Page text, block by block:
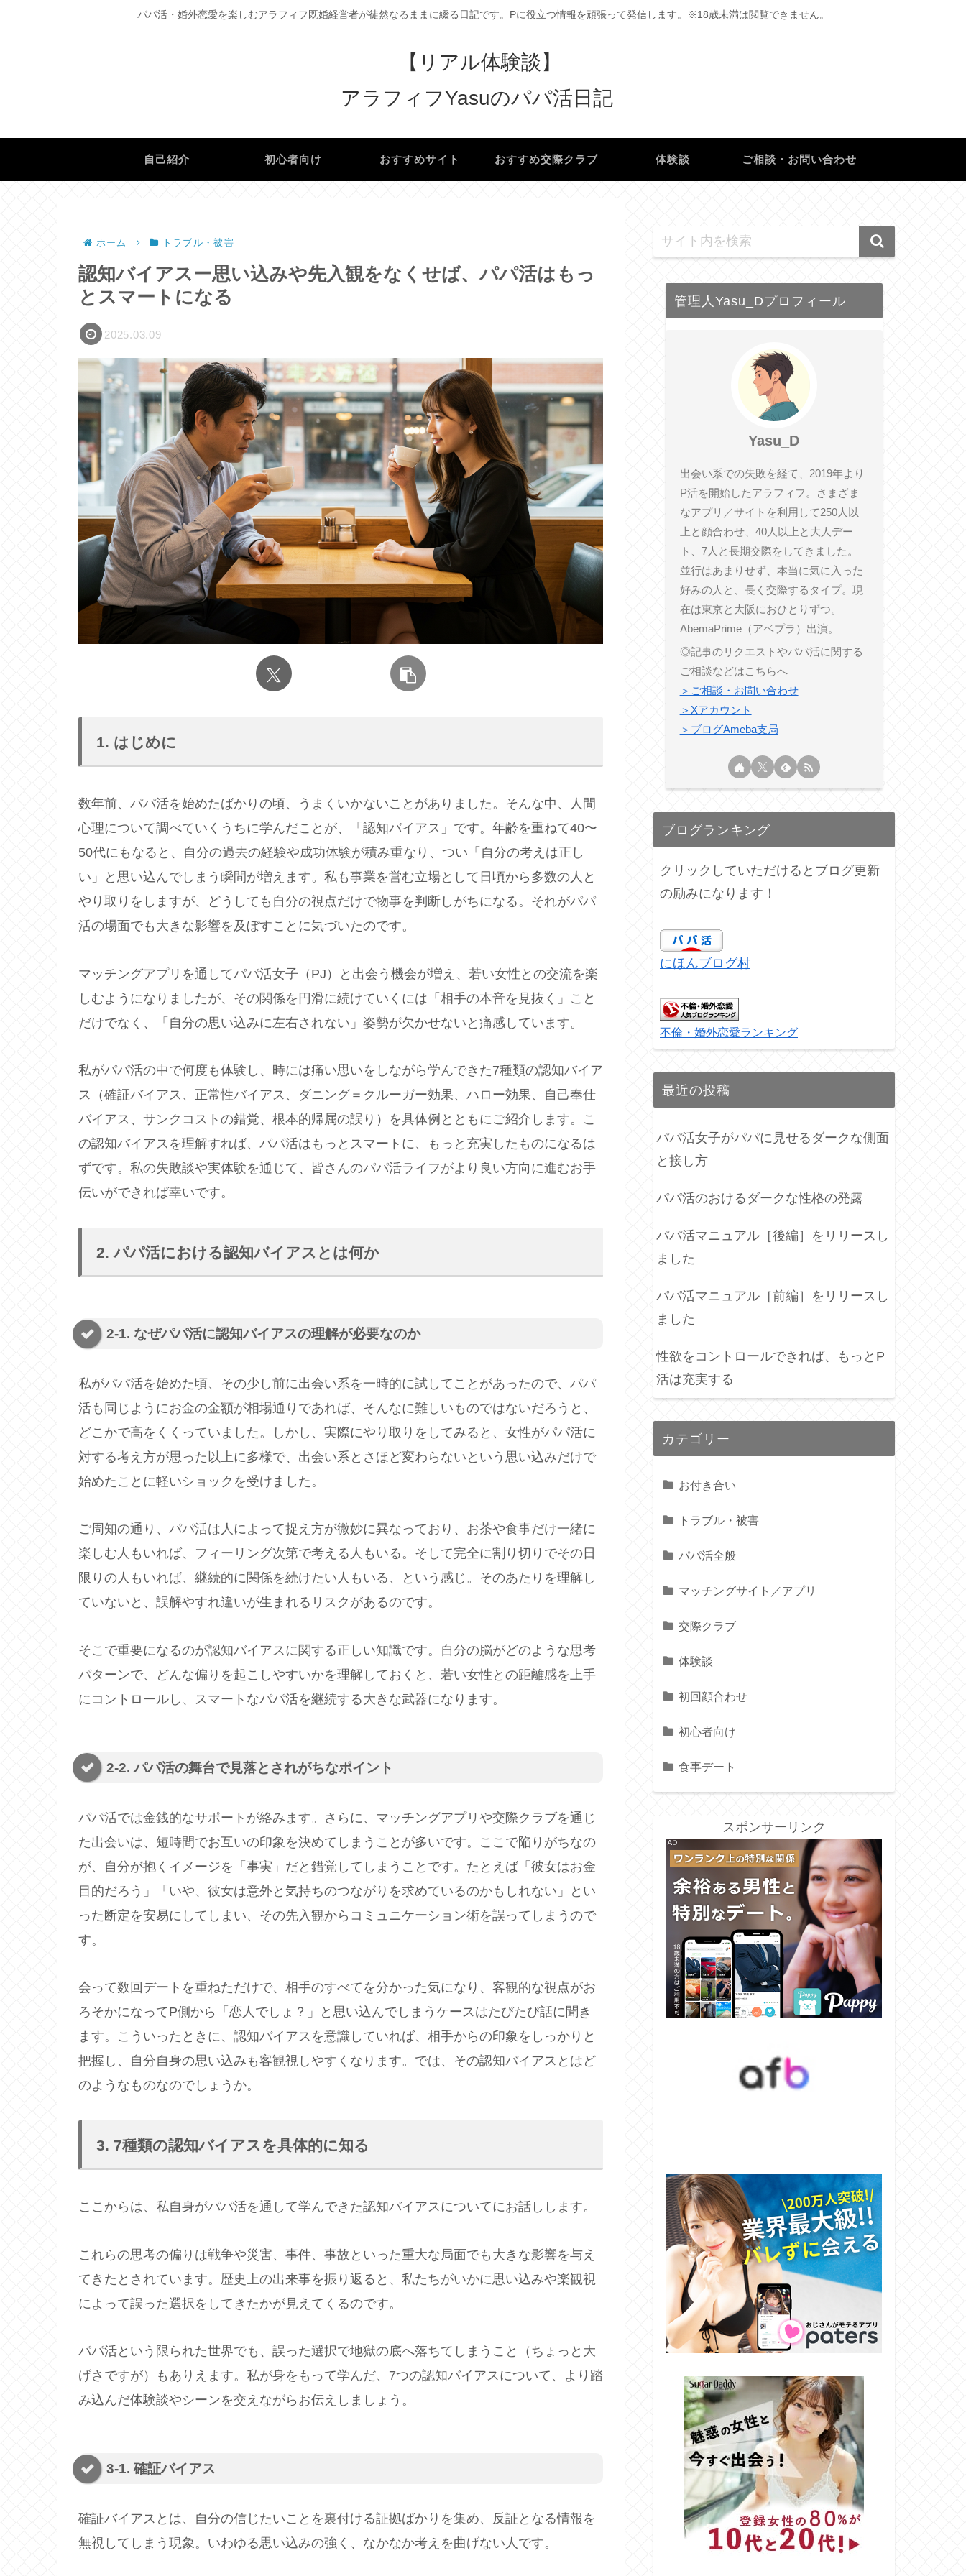
パパ活・婚外恋愛を楽しむアラフィフ既婚経営者が徒然なるままに綴る日記です。Pに役立つ情報を頑張って発信します。※18歳未満は閲覧できません。
【リアル体験談】
アラフィフYasuのパパ活日記
自己紹介 初心者向け おすすめサイト おすすめ交際クラブ 体験談 ご相談・お問い合わせ
ホーム トラブル・被害
認知バイアスー思い込みや先入観をなくせば、パパ活はもっ
とスマートになる
2025.03.09
1. はじめに
数年前、パパ活を始めたばかりの頃、うまくいかないことがありました。そんな中、人間
心理について調べていくうちに学んだことが、「認知バイアス」です。年齢を重ねて40〜
50代にもなると、自分の過去の経験や成功体験が積み重なり、つい「自分の考えは正し
い」と思い込んでしまう瞬間が増えます。私も事業を営む立場として日頃から多数の人と
やり取りをしますが、どうしても自分の視点だけで物事を判断しがちになる。それがパパ
活の場面でも大きな影響を及ぼすことに気づいたのです。
マッチングアプリを通してパパ活女子（PJ）と出会う機会が増え、若い女性との交流を楽
しむようになりましたが、その関係を円滑に続けていくには「相手の本音を見抜く」こと
だけでなく、「自分の思い込みに左右されない」姿勢が欠かせないと痛感しています。
私がパパ活の中で何度も体験し、時には痛い思いをしながら学んできた7種類の認知バイア
ス（確証バイアス、正常性バイアス、ダニング＝クルーガー効果、ハロー効果、自己奉仕
バイアス、サンクコストの錯覚、根本的帰属の誤り）を具体例とともにご紹介します。こ
の認知バイアスを理解すれば、パパ活はもっとスマートに、もっと充実したものになるは
ずです。私の失敗談や実体験を通じて、皆さんのパパ活ライフがより良い方向に進むお手
伝いができれば幸いです。
2. パパ活における認知バイアスとは何か
2-1. なぜパパ活に認知バイアスの理解が必要なのか
私がパパ活を始めた頃、その少し前に出会い系を一時的に試してことがあったので、パパ
活も同じようにお金の金額が相場通りであれば、そんなに難しいものではないだろうと、
どこかで高をくくっていました。しかし、実際にやり取りをしてみると、女性がパパ活に
対する考え方が思った以上に多様で、出会い系とさほど変わらないという思い込みだけで
始めたことに軽いショックを受けました。
ご周知の通り、パパ活は人によって捉え方が微妙に異なっており、お茶や食事だけ一緒に
楽しむ人もいれば、フィーリング次第で考える人もいる。そして完全に割り切りでその日
限りの人もいれば、継続的に関係を続けたい人もいる、という感じ。そのあたりを理解し
ていないと、誤解やすれ違いが生まれるリスクがあるのです。
そこで重要になるのが認知バイアスに関する正しい知識です。自分の脳がどのような思考
パターンで、どんな偏りを起こしやすいかを理解しておくと、若い女性との距離感を上手
にコントロールし、スマートなパパ活を継続する大きな武器になります。
2-2. パパ活の舞台で見落とされがちなポイント
パパ活では金銭的なサポートが絡みます。さらに、マッチングアプリや交際クラブを通じ
た出会いは、短時間でお互いの印象を決めてしまうことが多いです。ここで陥りがちなの
が、自分が抱くイメージを「事実」だと錯覚してしまうことです。たとえば「彼女はお金
目的だろう」「いや、彼女は意外と気持ちのつながりを求めているのかもしれない」とい
った断定を安易にしてしまい、その先入観からコミュニケーション術を誤ってしまうので
す。
会って数回デートを重ねただけで、相手のすべてを分かった気になり、客観的な視点がお
ろそかになってP側から「恋人でしょ？」と思い込んでしまうケースはたびたび話に聞き
ます。こういったときに、認知バイアスを意識していれば、相手からの印象をしっかりと
把握し、自分自身の思い込みも客観視しやすくなります。では、その認知バイアスとはど
のようなものなのでしょうか。
3. 7種類の認知バイアスを具体的に知る
ここからは、私自身がパパ活を通して学んできた認知バイアスについてにお話しします。
これらの思考の偏りは戦争や災害、事件、事故といった重大な局面でも大きな影響を与え
てきたとされています。歴史上の出来事を振り返ると、私たちがいかに思い込みや楽観視
によって誤った選択をしてきたかが見えてくるのです。
パパ活という限られた世界でも、誤った選択で地獄の底へ落ちてしまうこと（ちょっと大
げさですが）もありえます。私が身をもって学んだ、7つの認知バイアスについて、より踏
み込んだ体験談やシーンを交えながらお伝えしましょう。
3-1. 確証バイアス
確証バイアスとは、自分の信じたいことを裏付ける証拠ばかりを集め、反証となる情報を
無視してしまう現象。いわゆる思い込みの強く、なかなか考えを曲げない人です。
管理人Yasu_Dプロフィール
Yasu_D
出会い系での失敗を経て、2019年より
P活を開始したアラフィフ。さまざま
なアプリ／サイトを利用して250人以
上と顔合わせ、40人以上と大人デー
ト、7人と長期交際をしてきました。
並行はあまりせず、本当に気に入った
好みの人と、長く交際するタイプ。現
在は東京と大阪におひとりずつ。
AbemaPrime（アベプラ）出演。
◎記事のリクエストやパパ活に関する
ご相談などはこちらへ
＞ご相談・お問い合わせ
＞Xアカウント
＞ブログAmeba支局
ブログランキング
クリックしていただけるとブログ更新
の励みになります！
にほんブログ村
不倫・婚外恋愛ランキング
最近の投稿
パパ活女子がパパに見せるダークな側面
と接し方
パパ活のおけるダークな性格の発露
パパ活マニュアル［後編］をリリースし
ました
パパ活マニュアル［前編］をリリースし
ました
性欲をコントロールできれば、もっとP
活は充実する
カテゴリー
お付き合い
トラブル・被害
パパ活全般
マッチングサイト／アプリ
交際クラブ
体験談
初回顔合わせ
初心者向け
食事デート
スポンサーリンク